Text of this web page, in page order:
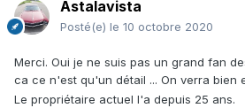
Astalavista
Posté(e) le 10 octobre 2020
Merci. Oui je ne suis pas un grand fan
ca ce n'est qu'un détail ... On verra bien
Le propriétaire actuel l'a depuis 25 ans.